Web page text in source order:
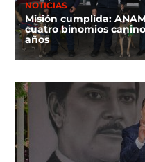
NOTICIAS
Misión cumplida:
cuatro binomios
años